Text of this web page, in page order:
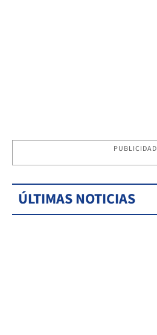
PUBLICIDAD
ÚLTIMAS NOTICIAS